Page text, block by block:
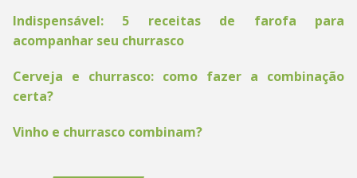
Indispensável: 5 receitas de farofa para
acompanhar seu churrasco
Cerveja e churrasco: como fazer a combinação
certa?
Vinho e churrasco combinam?